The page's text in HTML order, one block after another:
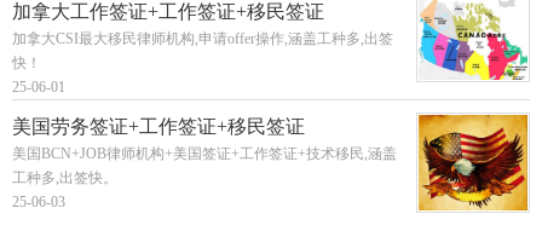
加拿大工作签证+工作签证+移民签证
加拿大CSI最大移民律师机构,申请offer操作,涵盖工种多,出签
快！
25-06-01
美国劳务签证+工作签证+移民签证
美国BCN+JOB律师机构+美国签证+工作签证+技术移民,涵盖
工种多,出签快。
25-06-03